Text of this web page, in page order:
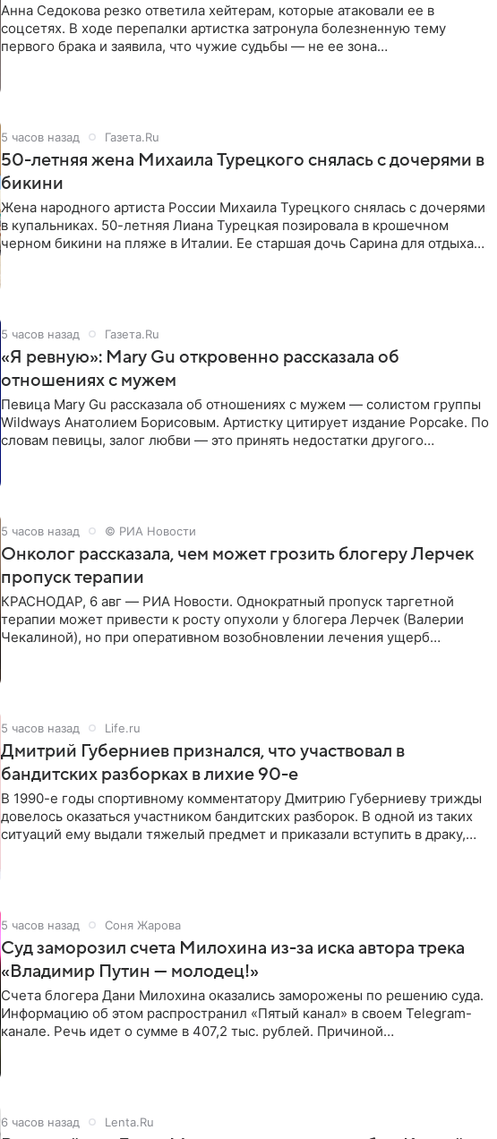
Анна Седокова резко ответила хейтерам, которые атаковали ее в
соцсетях. В ходе перепалки артистка затронула болезненную тему
первого брака и заявила, что чужие судьбы — не ее зона
5 часов назад Газета.Ru
50-летняя жена Михаила Турецкого снялась с дочерями в
бикини
Жена народного артиста России Михаила Турецкого снялась с дочерями
в купальниках. 50-летняя Лиана Турецкая позировала в крошечном
черном бикини на пляже в Италии. Ее старшая дочь Сарина для отдыха
5 часов назад Газета.Ru
«Я ревную»: Mary Gu откровенно рассказала об
отношениях с мужем
Певица Mary Gu рассказала об отношениях с мужем — солистом группы
Wildways Анатолием Борисовым. Артистку цитирует издание Popcake. По
словам певицы, залог любви — это принять недостатки другого
5 часов назад © РИА Новости
Онколог рассказала, чем может грозить блогеру Лерчек
пропуск терапии
КРАСНОДАР, 6 авг — РИА Новости. Однократный пропуск таргетной
терапии может привести к росту опухоли у блогера Лерчек (Валерии
Чекалиной), но при оперативном возобновлении лечения ущерб
5 часов назад Life.ru
Дмитрий Губерниев признался, что участвовал в
бандитских разборках в лихие 90-е
В 1990-е годы спортивному комментатору Дмитрию Губерниеву трижды
довелось оказаться участником бандитских разборок. В одной из таких
ситуаций ему выдали тяжелый предмет и приказали вступить в драку,
5 часов назад Соня Жарова
Суд заморозил счета Милохина из-за иска автора трека
«Владимир Путин — молодец!»
Счета блогера Дани Милохина оказались заморожены по решению суда.
Информацию об этом распространил «Пятый канал» в своем Telegram-
канале. Речь идет о сумме в 407,2 тыс. рублей. Причиной
6 часов назад Lenta.Ru